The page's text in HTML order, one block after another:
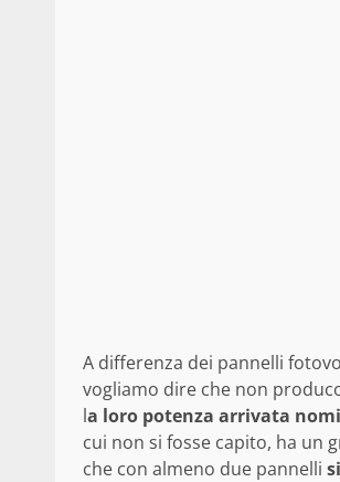
A differenza dei pannelli
vogliamo dire che non
la loro potenza arrivata
cui non si fosse capito, ha un
che con almeno due pannelli